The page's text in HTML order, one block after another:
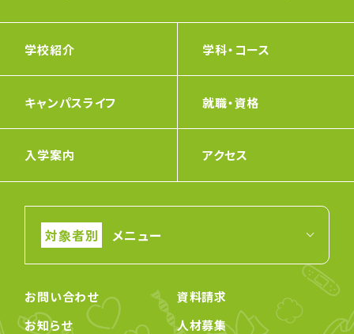
学校紹介 学科・コース
キャンパスライフ 就職・資格
入学案内 アクセス
メニュー
お問い合わせ
資料請求
お知らせ
人材募集